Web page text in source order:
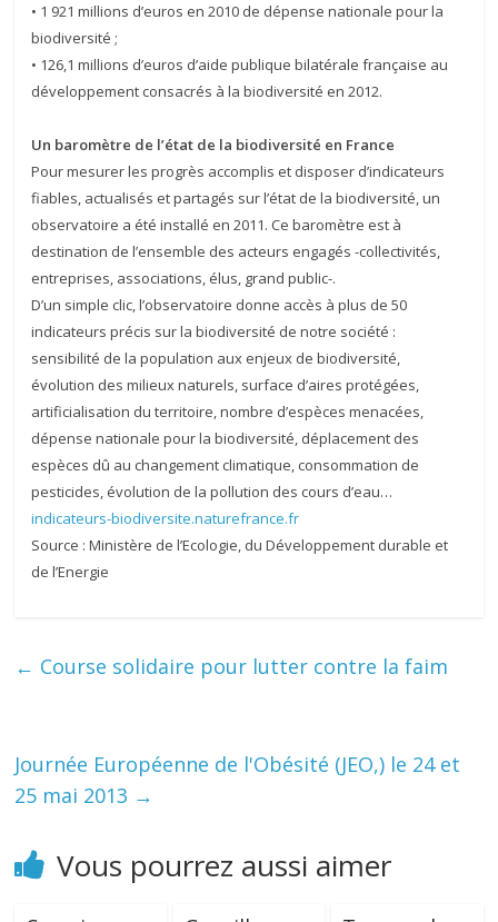
• 1 921 millions d’euros en 2010 de dépense nationale pour la
biodiversité ;
• 126,1 millions d’euros d’aide publique bilatérale française au
développement consacrés à la biodiversité en 2012.
Un baromètre de l’état de la biodiversité en France
Pour mesurer les progrès accomplis et disposer d’indicateurs
fiables, actualisés et partagés sur l’état de la biodiversité, un
observatoire a été installé en 2011. Ce baromètre est à
destination de l’ensemble des acteurs engagés -collectivités,
entreprises, associations, élus, grand public-.
D’un simple clic, l’observatoire donne accès à plus de 50
indicateurs précis sur la biodiversité de notre société :
sensibilité de la population aux enjeux de biodiversité,
évolution des milieux naturels, surface d’aires protégées,
artificialisation du territoire, nombre d’espèces menacées,
dépense nationale pour la biodiversité, déplacement des
espèces dû au changement climatique, consommation de
pesticides, évolution de la pollution des cours d’eau…
indicateurs-biodiversite.naturefrance.fr
Source : Ministère de l’Ecologie, du Développement durable et
de l’Energie
← Course solidaire pour lutter contre la faim
Journée Européenne de l'Obésité (JEO,) le 24 et
25 mai 2013 →
Vous pourrez aussi aimer